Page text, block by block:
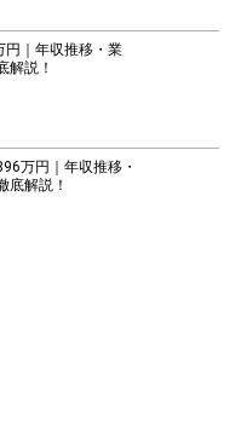
円｜年収推移・業
解説！
万円｜年収推移・
底解説！